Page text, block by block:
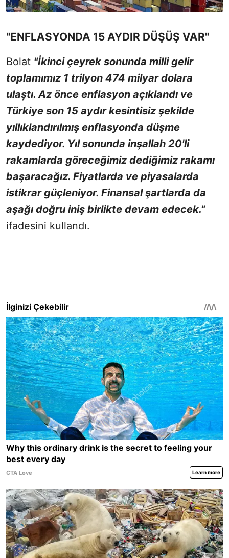
"ENFLASYONDA 15 AYDIR DÜŞÜŞ VAR"
Bolat "İkinci çeyrek sonunda milli gelir
toplamımız 1 trilyon 474 milyar dolara
ulaştı. Az önce enflasyon açıklandı ve
Türkiye son 15 aydır kesintisiz şekilde
yıllıklandırılmış enflasyonda düşme
kaydediyor. Yıl sonunda inşallah 20'li
rakamlarda göreceğimiz dediğimiz rakamı
başaracağız. Fiyatlarda ve piyasalarda
istikrar güçleniyor. Finansal şartlarda da
aşağı doğru iniş birlikte devam edecek."
ifadesini kullandı.